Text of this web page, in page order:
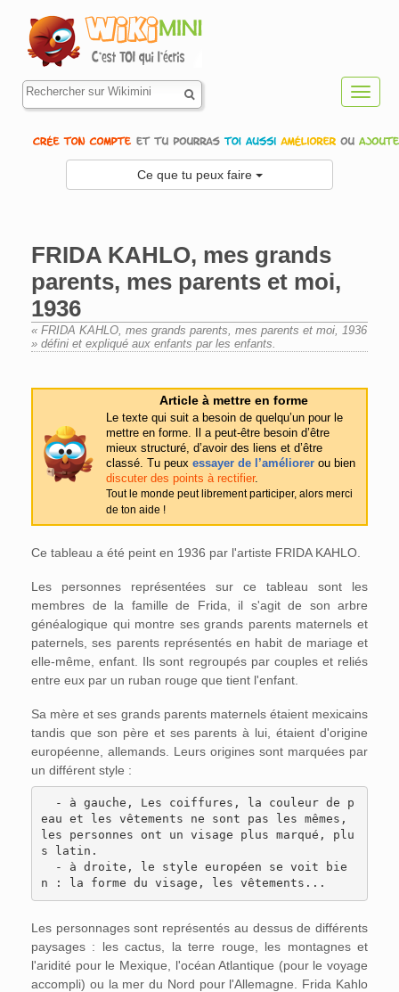
Ce que tu peux faire
FRIDA KAHLO, mes grands
parents, mes parents et moi,
1936
« FRIDA KAHLO, mes grands parents, mes parents et moi, 1936
» défini et expliqué aux enfants par les enfants.
Article à mettre en forme
Le texte qui suit a besoin de quelqu’un pour le
mettre en forme. Il a peut-être besoin d’être
mieux structuré, d’avoir des liens et d’être
classé. Tu peux essayer de l’améliorerou bien
discuter des points à rectifier.
Tout le monde peut librement participer, alors merci
de ton aide !
Ce tableau a été peint en 1936 par l'artiste FRIDA KAHLO.
Les personnes représentées sur ce tableau sont les
membres de la famille de Frida, il s'agit de son arbre
généalogique qui montre ses grands parents maternels et
paternels, ses parents représentés en habit de mariage et
elle-même, enfant. Ils sont regroupés par couples et reliés
entre eux par un ruban rouge que tient l'enfant.
Sa mère et ses grands parents maternels étaient mexicains
tandis que son père et ses parents à lui, étaient d'origine
européenne, allemands. Leurs origines sont marquées par
un différent style :
eau et les vêtements ne sont pas les mêmes,
les personnes ont un visage plus marqué, plu
s latin.
Les personnages sont représentés au dessus de différents
paysages : les cactus, la terre rouge, les montagnes et
l'aridité pour le Mexique, l'océan Atlantique (pour le voyage
accompli) ou la mer du Nord pour l'Allemagne. Frida Kahlo